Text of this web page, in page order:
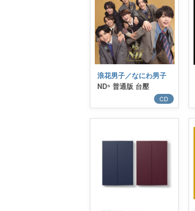
浪花男子／なにわ男子
ND⁵ 普通版 台壓
CD